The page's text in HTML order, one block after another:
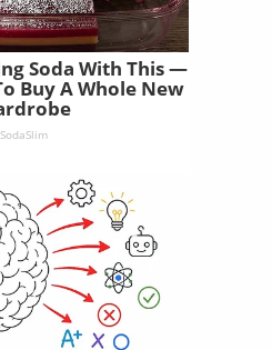
Soda With This —
Buy A Whole New
SodaSlim